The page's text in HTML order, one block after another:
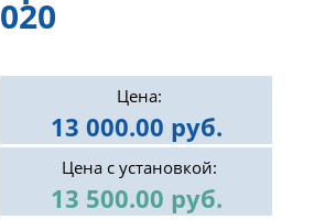
020
Цена:
13 000.00 руб.
Цена с установкой:
13 500.00 руб.